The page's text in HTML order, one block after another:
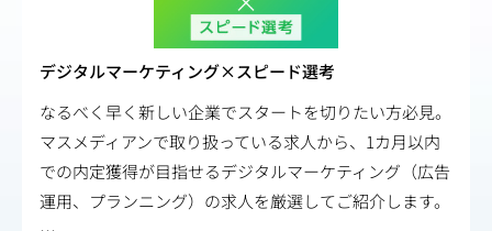
デジタルマーケティング×スピード選考
なるべく早く新しい企業でスタートを切りたい方必見。
マスメディアンで取り扱っている求人から、1カ月以内
での内定獲得が目指せるデジタルマーケティング（広告
運用、プランニング）の求人を厳選してご紹介します。